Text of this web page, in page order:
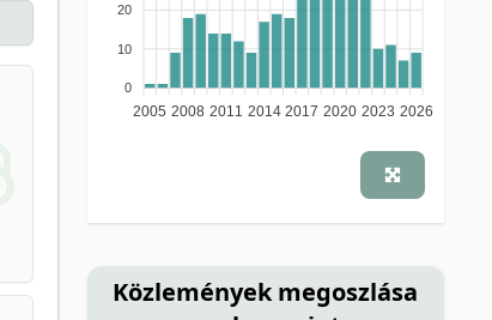
20
10
0
2005 2008 2011 2014 2017 2020 2023 2026
Közlemények megoszlása